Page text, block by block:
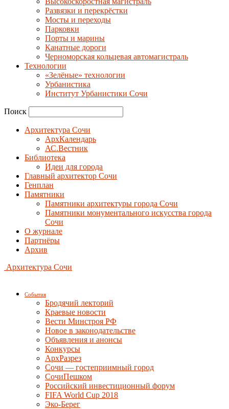
Развязки и перекрёстки
Мосты и переходы
Парковки
Порты и марины
Канатные дороги
Черноморская кольцевая автомагистраль
Технологии
«Зелёные» технологии
Урбанистика
Институт Урбанистики Сочи
Поиск
Архитектура Сочи
АрхКалендарь
АС.Вестник
Библиотека
Идеи для города
Главный архитектор Сочи
Генплан
Памятники
Памятники архитектуры города Сочи
Памятники монументального искусства города
Сочи
О журнале
Партнёры
Архив
Архитектура Сочи
События
Бродячий лекторий
Краевые новости
Вести Минстроя РФ
Новое в законодательстве
Объявления и анонсы
Конкурсы
АрхРазрез
Сочи — гостеприимный город
СочиПешком
Российский инвестиционный форум
FIFA World Cup 2018
Эко-Берег